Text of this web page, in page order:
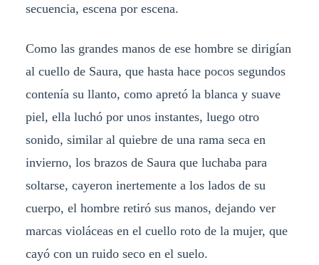
secuencia, escena por escena.
Como las grandes manos de ese hombre se dirigían
al cuello de Saura, que hasta hace pocos segundos
contenía su llanto, como apretó la blanca y suave
piel, ella luchó por unos instantes, luego otro
sonido, similar al quiebre de una rama seca en
invierno, los brazos de Saura que luchaba para
soltarse, cayeron inertemente a los lados de su
cuerpo, el hombre retiró sus manos, dejando ver
marcas violáceas en el cuello roto de la mujer, que
cayó con un ruido seco en el suelo.